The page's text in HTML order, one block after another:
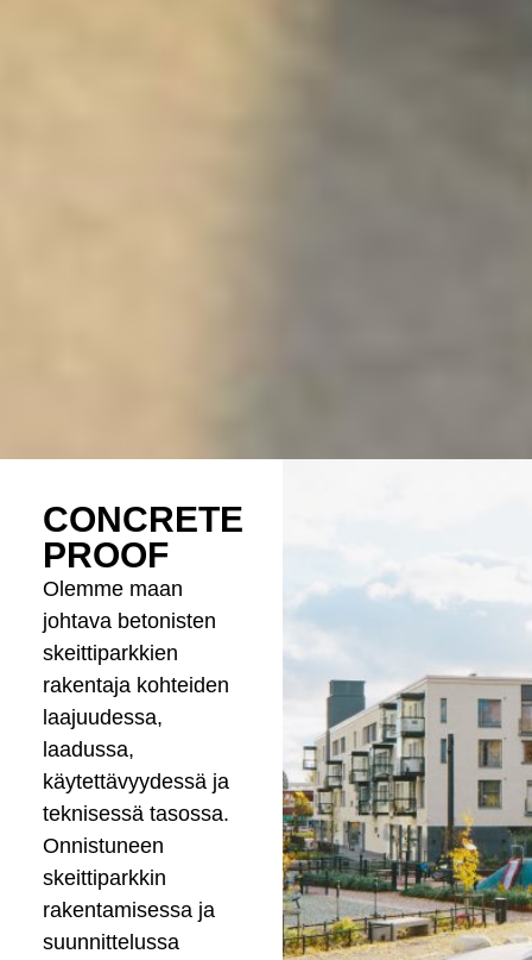
CONCRETE
PROOF
Olemme maan
johtava betonisten
skeittiparkkien
rakentaja kohteiden
laajuudessa,
laadussa,
käytettävyydessä ja
teknisessä tasossa.
Onnistuneen
skeittiparkkin
rakentamisessa ja
suunnittelussa